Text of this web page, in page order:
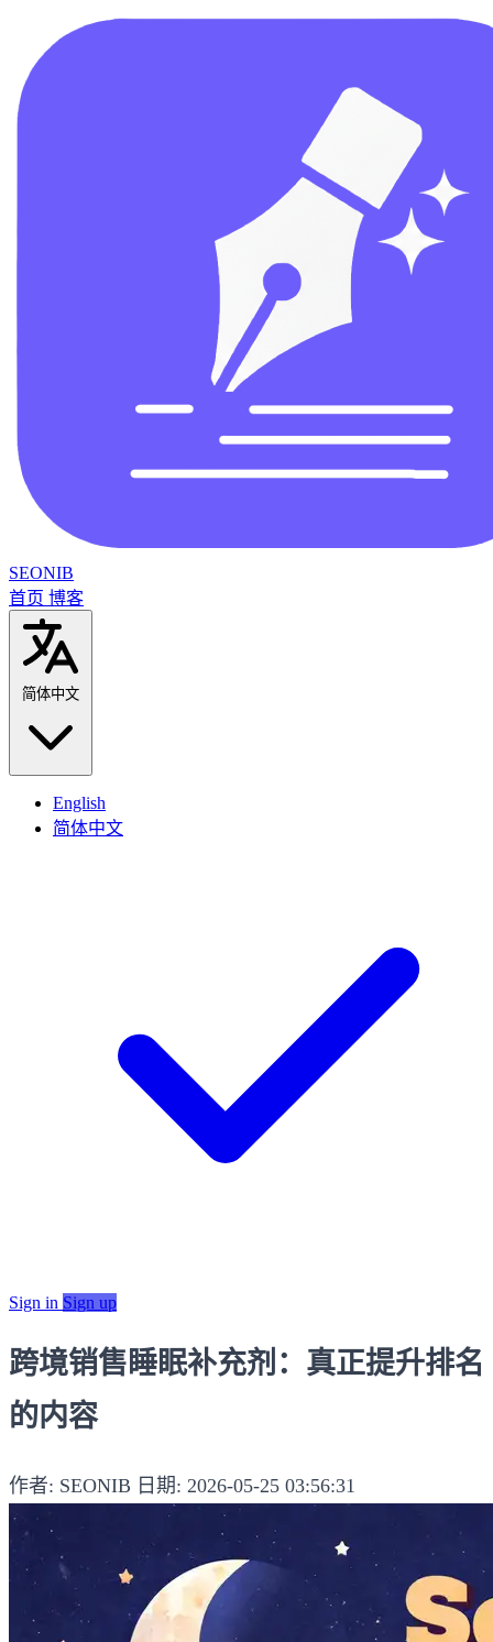
SEONIB
首页 博客
简体中文
English
简体中文
Sign in Sign up
跨境销售睡眠补充剂：真正提升排名
的内容
作者: SEONIB 日期: 2026-05-25 03:56:31